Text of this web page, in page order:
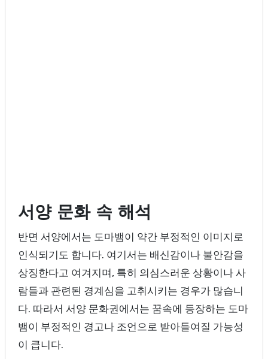
서양 문화 속 해석
반면 서양에서는 도마뱀이 약간 부정적인 이미지로
인식되기도 합니다. 여기서는 배신감이나 불안감을
상징한다고 여겨지며, 특히 의심스러운 상황이나 사
람들과 관련된 경계심을 고취시키는 경우가 많습니
다. 따라서 서양 문화권에서는 꿈속에 등장하는 도마
뱀이 부정적인 경고나 조언으로 받아들여질 가능성
이 큽니다.